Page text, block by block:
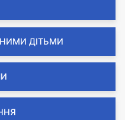
ДІТЬМИ